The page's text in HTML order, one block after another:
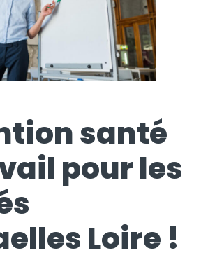
santé
pour les
Loire !